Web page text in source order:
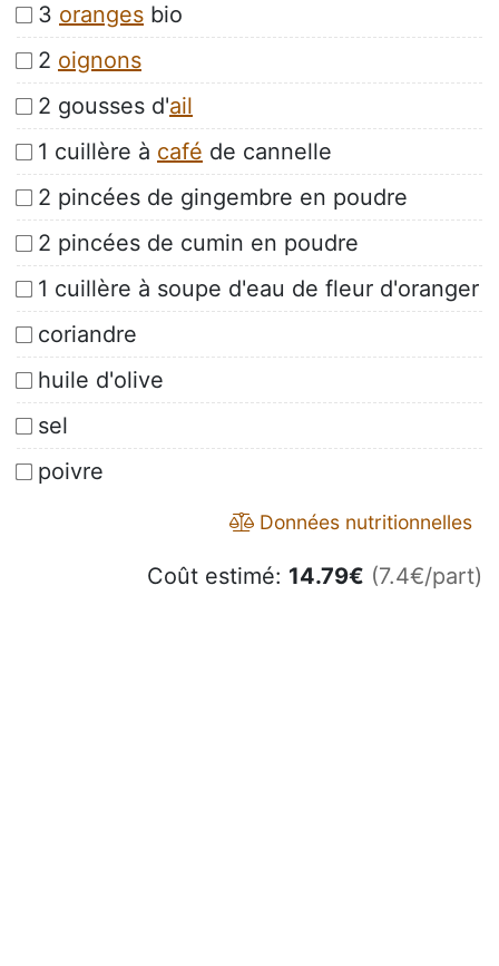
3 oranges bio
2 oignons
2 gousses d'ail
1 cuillère à café de cannelle
2 pincées de gingembre en poudre
2 pincées de cumin en poudre
1 cuillère à soupe d'eau de fleur d'oranger
coriandre
huile d'olive
sel
poivre
Données nutritionnelles
Coût estimé: 14.79€ (7.4€/part)